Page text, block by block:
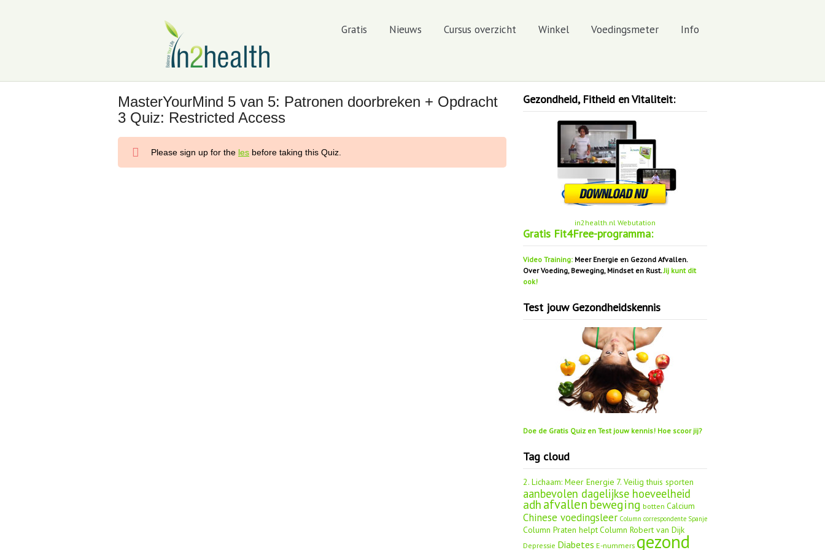
Gratis Nieuws Cursus overzicht Winkel Voedingsmeter Info
MasterYourMind 5 van 5: Patronen doorbreken + Opdracht
3 Quiz: Restricted Access
Please sign up for the les before taking this Quiz.
Gezondheid, Fitheid en Vitaliteit:
in2health.nl Webutation
Gratis Fit4Free-programma:
Video Training: Meer Energie en Gezond Afvallen.
Over Voeding, Beweging, Mindset en Rust.Jij kunt dit
ook!
Test jouw Gezondheidskennis
Doe de Gratis Quiz en Test jouw kennis! Hoe scoor jij?
Tag cloud
2. Lichaam: Meer Energie 7. Veilig thuis sporten
aanbevolen dagelijkse hoeveelheid
adh afvallen beweging botten Calcium
Chinese voedingsleer Column correspondente Spanje
Column Praten helptColumn Robert van Dijk
Depressie Diabetes E-nummers gezond